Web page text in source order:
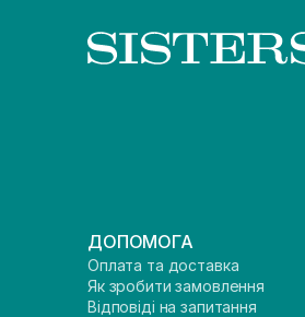
ДОПОМОГА
Оплата та доставка
Як зробити замовлення
Відповіді на запитання